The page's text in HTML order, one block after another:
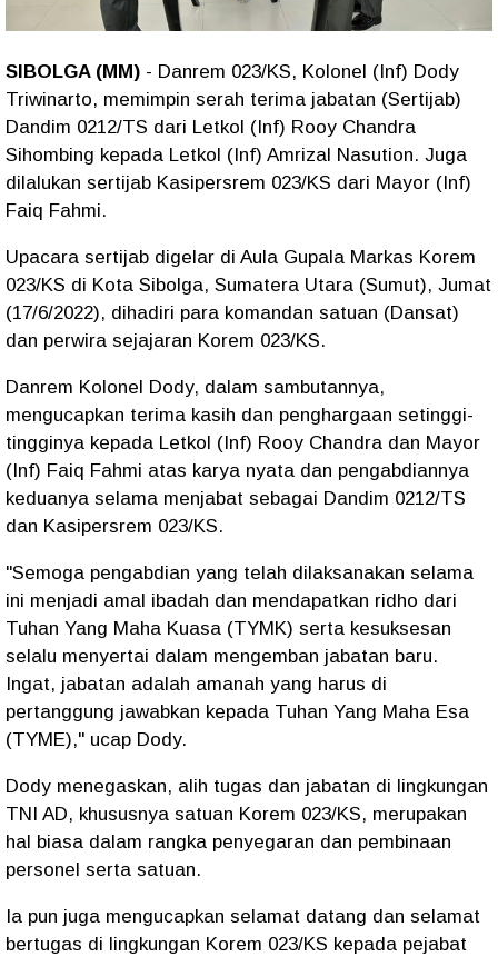
SIBOLGA (MM) - Danrem 023/KS, Kolonel (Inf) Dody
Triwinarto, memimpin serah terima jabatan (Sertijab)
Dandim 0212/TS dari Letkol (Inf) Rooy Chandra
Sihombing kepada Letkol (Inf) Amrizal Nasution. Juga
dilalukan sertijab Kasipersrem 023/KS dari Mayor (Inf)
Faiq Fahmi.
Upacara sertijab digelar di Aula Gupala Markas Korem
023/KS di Kota Sibolga, Sumatera Utara (Sumut), Jumat
(17/6/2022), dihadiri para komandan satuan (Dansat)
dan perwira sejajaran Korem 023/KS.
Danrem Kolonel Dody, dalam sambutannya,
mengucapkan terima kasih dan penghargaan setinggi-
tingginya kepada Letkol (Inf) Rooy Chandra dan Mayor
(Inf) Faiq Fahmi atas karya nyata dan pengabdiannya
keduanya selama menjabat sebagai Dandim 0212/TS
dan Kasipersrem 023/KS.
"Semoga pengabdian yang telah dilaksanakan selama
ini menjadi amal ibadah dan mendapatkan ridho dari
Tuhan Yang Maha Kuasa (TYMK) serta kesuksesan
selalu menyertai dalam mengemban jabatan baru.
Ingat, jabatan adalah amanah yang harus di
pertanggung jawabkan kepada Tuhan Yang Maha Esa
(TYME)," ucap Dody.
Dody menegaskan, alih tugas dan jabatan di lingkungan
TNI AD, khususnya satuan Korem 023/KS, merupakan
hal biasa dalam rangka penyegaran dan pembinaan
personel serta satuan.
Ia pun juga mengucapkan selamat datang dan selamat
bertugas di lingkungan Korem 023/KS kepada pejabat